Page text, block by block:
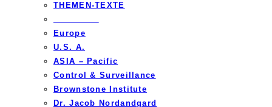
THEMEN-TEXTE
Europe
U.S. A.
ASIA – Pacific
Control & Surveillance
Brownstone Institute
Dr. Jacob Nordandgard